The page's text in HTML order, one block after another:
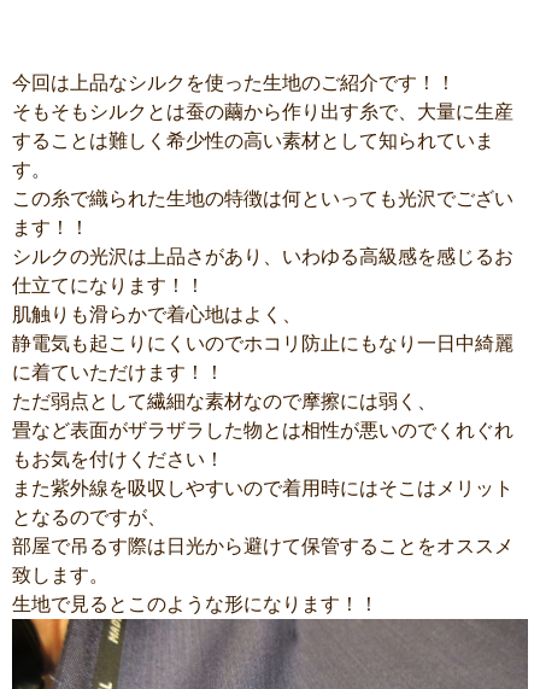
今回は上品なシルクを使った生地のご紹介です！！
そもそもシルクとは蚕の繭から作り出す糸で、大量に生産
することは難しく希少性の高い素材として知られていま
す。
この糸で織られた生地の特徴は何といっても光沢でござい
ます！！
シルクの光沢は上品さがあり、いわゆる高級感を感じるお
仕立てになります！！
肌触りも滑らかで着心地はよく、
静電気も起こりにくいのでホコリ防止にもなり一日中綺麗
に着ていただけます！！
ただ弱点として繊細な素材なので摩擦には弱く、
畳など表面がザラザラした物とは相性が悪いのでくれぐれ
もお気を付けください！
また紫外線を吸収しやすいので着用時にはそこはメリット
となるのですが、
部屋で吊るす際は日光から避けて保管することをオススメ
致します。
生地で見るとこのような形になります！！